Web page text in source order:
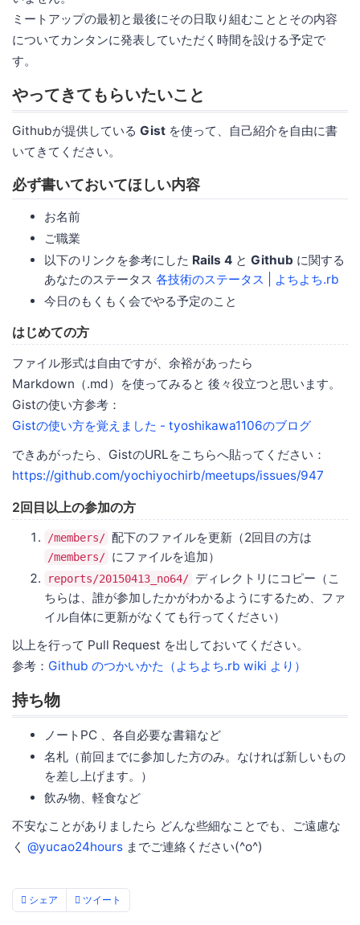
ミートアップの最初と最後にその日取り組むこととその内容
についてカンタンに発表していただく時間を設ける予定で
す。
やってきてもらいたいこと
Githubが提供している Gist を使って、自己紹介を自由に書
いてきてください。
必ず書いておいてほしい内容
お名前
ご職業
以下のリンクを参考にした Rails 4 と Github に関する
あなたのステータス 各技術のステータス | よちよち.rb
今日のもくもく会でやる予定のこと
はじめての方
ファイル形式は自由ですが、余裕があったら
Markdown（.md）を使ってみると 後々役立つと思います。
Gistの使い方参考：
Gistの使い方を覚えました - tyoshikawa1106のブログ
できあがったら、GistのURLをこちらへ貼ってください：
https://github.com/yochiyochirb/meetups/issues/947
2回目以上の参加の方
/members/ 配下のファイルを更新（2回目の方は
/members/ にファイルを追加）
reports/20150413_no64/ ディレクトリにコピー（こ
ちらは、誰が参加したかがわかるようにするため、ファ
イル自体に更新がなくても行ってください）
以上を行って Pull Request を出しておいてください。
参考： Github のつかいかた（よちよち.rb wiki より）
持ち物
ノートPC 、各自必要な書籍など
名札（前回までに参加した方のみ。なければ新しいもの
を差し上げます。）
飲み物、軽食など
不安なことがありましたら どんな些細なことでも、ご遠慮な
く @yucao24hours までご連絡ください(^o^)
シェア ツイート